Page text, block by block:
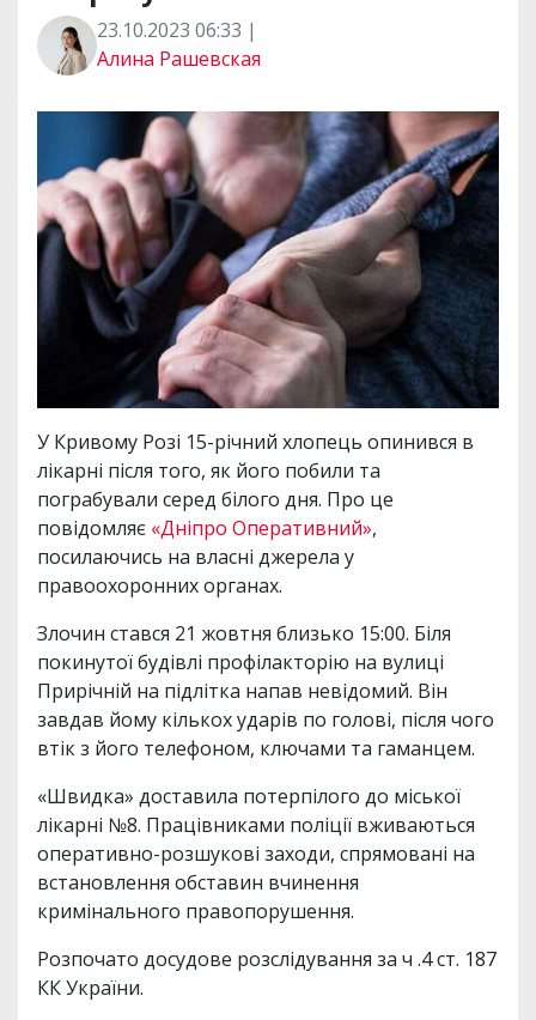
23.10.2023 06:33 |
Алина Рашевская
У Кривому Розі 15-річний хлопець опинився в
лікарні після того, як його побили та
пограбували серед білого дня. Про це
повідомляє «Дніпро Оперативний»,
посилаючись на власні джерела у
правоохоронних органах.
Злочин стався 21 жовтня близько 15:00. Біля
покинутої будівлі профілакторію на вулиці
Прирічній на підлітка напав невідомий. Він
завдав йому кількох ударів по голові, після чого
втік з його телефоном, ключами та гаманцем.
«Швидка» доставила потерпілого до міської
лікарні №8. Працівниками поліції вживаються
оперативно-розшукові заходи, спрямовані на
встановлення обставин вчинення
кримінального правопорушення.
Розпочато досудове розслідування за ч .4 ст. 187
КК України.